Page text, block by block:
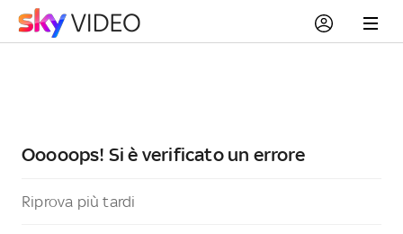
Ooooops! Si è verificato un errore
Riprova più tardi